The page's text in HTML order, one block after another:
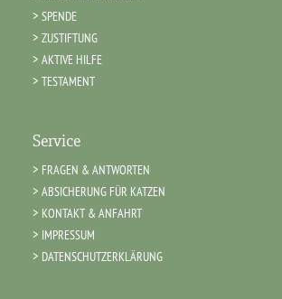
SPENDE
ZUSTIFTUNG
AKTIVE HILFE
TESTAMENT
Service
FRAGEN & ANTWORTEN
ABSICHERUNG FÜR KATZEN
KONTAKT & ANFAHRT
IMPRESSUM
DATENSCHUTZERKLÄRUNG